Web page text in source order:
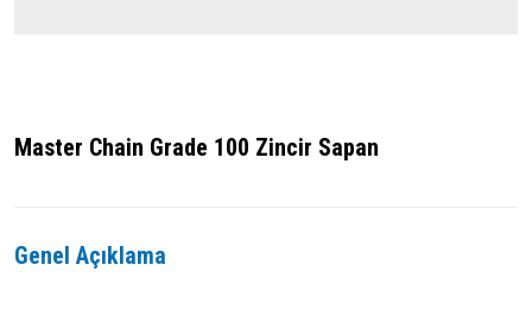
Master Chain Grade 100 Zincir Sapan
Genel Açıklama